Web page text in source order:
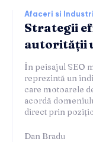
Afaceri si
Strategii
autorității
În peisajul SEO
reprezintă un
care motoarele
acordă
direct prin
Dan Bradu